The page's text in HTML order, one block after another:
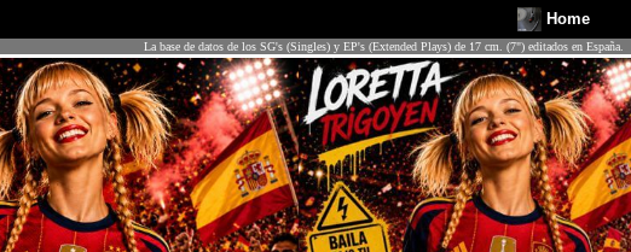
Home
La base de datos de los SG's (Singles) y EP's (Extended Plays) de 17 cm. (7") editados en España.